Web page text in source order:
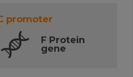
promoter
F Protein
gene